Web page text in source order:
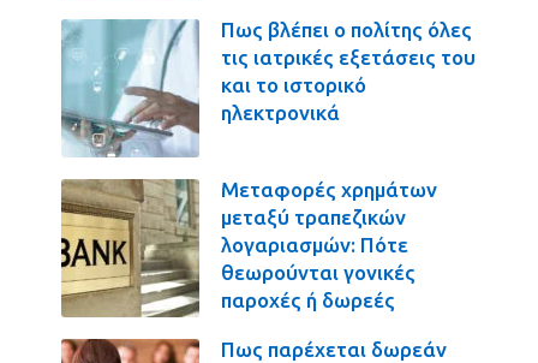
Πως βλέπει ο πολίτης όλες
τις ιατρικές εξετάσεις του
και το ιστορικό
ηλεκτρονικά
Μεταφορές χρημάτων
μεταξύ τραπεζικών
λογαριασμών: Πότε
θεωρούνται γονικές
παροχές ή δωρεές
Πως παρέχεται δωρεάν